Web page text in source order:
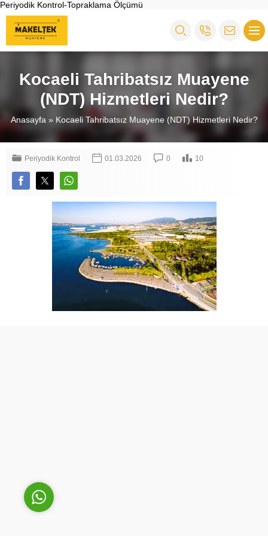
Periyodik Kontrol-Topraklama Ölçümü
Kocaeli Tahribatsız Muayene
(NDT) Hizmetleri Nedir?
Anasayfa » Kocaeli Tahribatsız Muayene (NDT) Hizmetleri Nedir?
Periyodik Kontrol 01.03.2026 0 10